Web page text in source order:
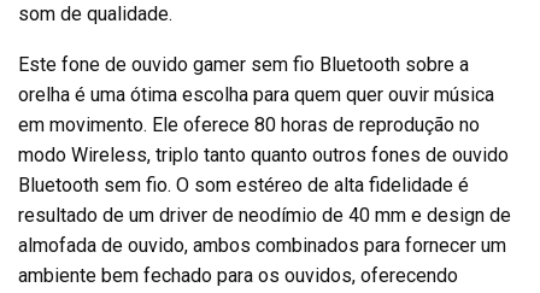
som de qualidade.
Este fone de ouvido gamer sem fio Bluetooth sobre a
orelha é uma ótima escolha para quem quer ouvir música
em movimento. Ele oferece 80 horas de reprodução no
modo Wireless, triplo tanto quanto outros fones de ouvido
Bluetooth sem fio. O som estéreo de alta fidelidade é
resultado de um driver de neodímio de 40 mm e design de
almofada de ouvido, ambos combinados para fornecer um
ambiente bem fechado para os ouvidos, oferecendo